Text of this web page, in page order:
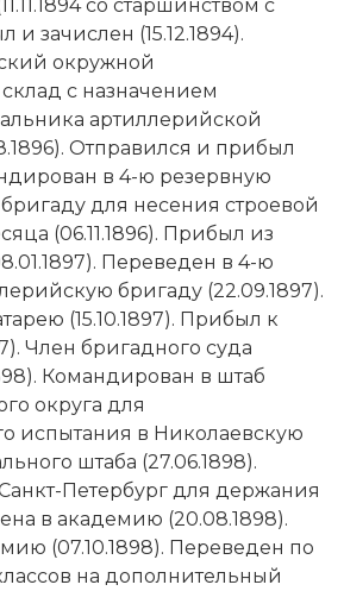
движения
история
дисциплины
со старшинством с
и зачислен (15.12.1894).
окружной
с назначением
артиллерийской
Отправился и прибыл
в 4-ю резервную
для несения строевой
(06.11.1896). Прибыл из
Переведен в 4-ю
бригаду (22.09.1897).
(15.10.1897). Прибыл к
Член бригадного суда
Командирован в штаб
округа для
испытания в Николаевскую
штаба (27.06.1898).
Петербург для держания
в академию (20.08.1898).
(07.10.1898). Переведен по
на дополнительный